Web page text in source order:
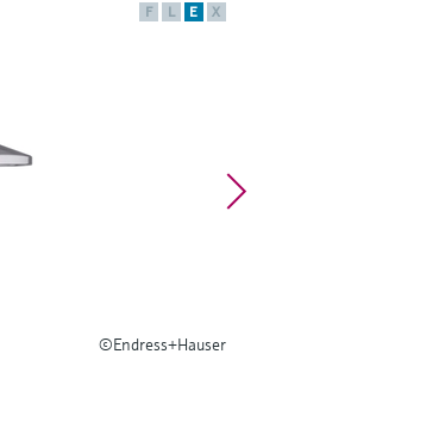
F L E X
©Endress+Hauser